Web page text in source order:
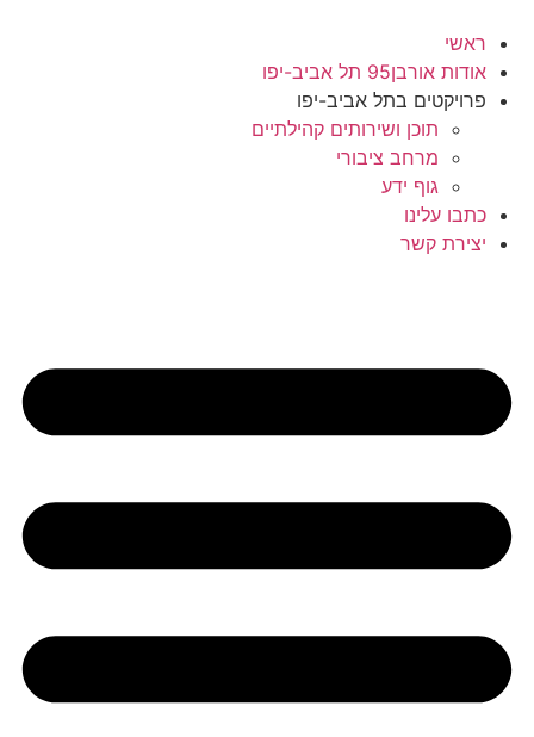
לתוכן
ראשי
אודות אורבן95 תל אביב-יפו
פרויקטים בתל אביב-יפו
תוכן ושירותים קהילתיים
מרחב ציבורי
גוף ידע
כתבו עלינו
יצירת קשר